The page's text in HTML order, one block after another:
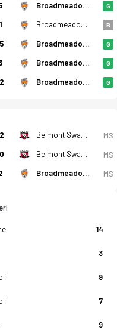
Magic FC 1-
Broadmeadow Magic FC G
Broadmeadow Magic FC B
Broadmeadow Magic FC G
Broadmeadow Magic FC G
Broadmeadow Magic FC G
Belmont Swansea United FK MS
Belmont Swansea United FK MS
Broadmeadow Magic FC MS
14
3
9
7
9